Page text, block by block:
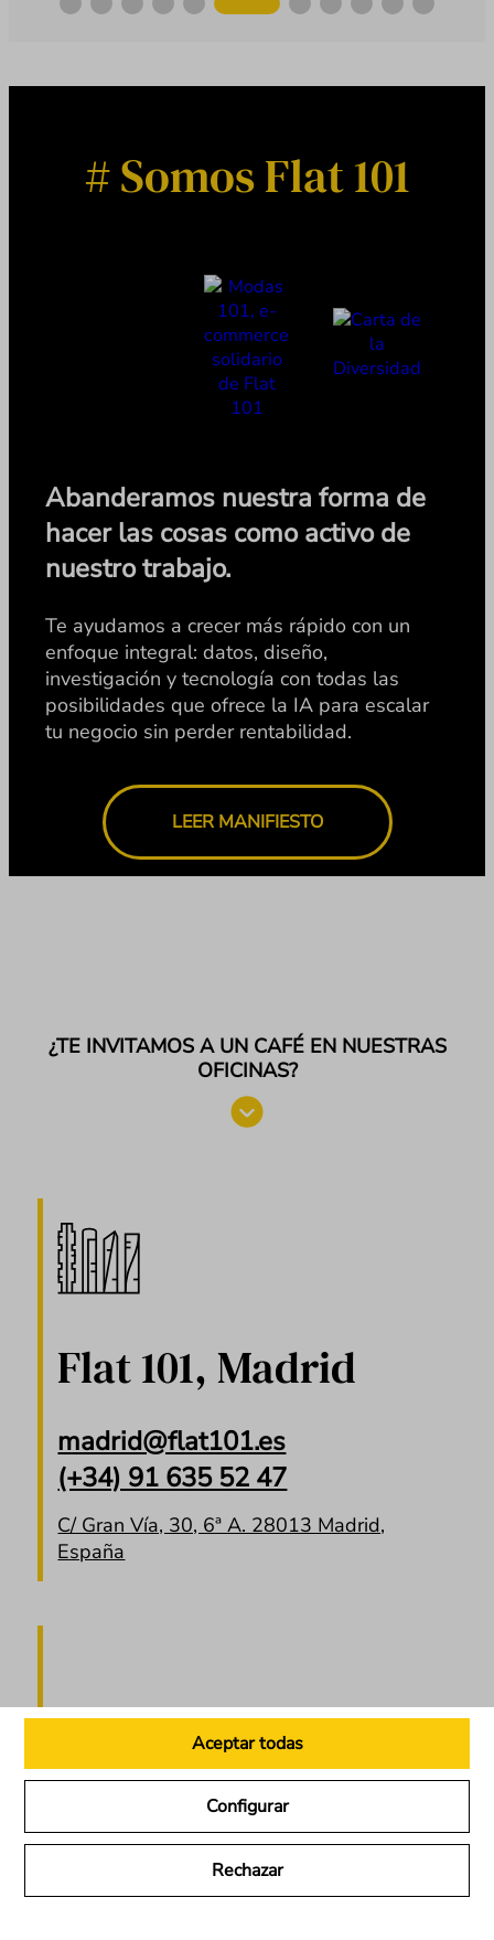
Configurar
Rechazar
Aceptar todas
# Somos Flat 101
Abanderamos nuestra forma de
hacer las cosas como activo de
nuestro trabajo.
Te ayudamos a crecer más rápido con un
enfoque integral: datos, diseño,
investigación y tecnología con todas las
posibilidades que ofrece la IA para escalar
tu negocio sin perder rentabilidad.
LEER MANIFIESTO
¿TE INVITAMOS A UN CAFÉ EN NUESTRAS
OFICINAS?
Flat 101, Madrid
madrid@flat101.es
(+34) 91 635 52 47
C/ Gran Vía, 30, 6ª A. 28013 Madrid,
España
Flat 101, Barcelona
barcelona@flat101.es
(+34) 93 415 97 05